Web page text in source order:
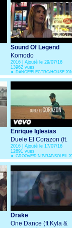
Sound Of Legend
Komodo
2016 | Ajouté le 29/07/16
13962 vues
► DANCE/ELECTRO/HOUSE
Enrique Iglesias
Duele El Corazon (ft.
Wisin)
2016 | Ajouté le 17/07/16
12691 vues
► GROOVE/R'N'B/RAP/SOLEIL
Drake
One Dance (ft Kyla &